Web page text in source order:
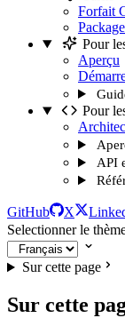
Forfait
Pour
Aperçu
Pour
API
GitHub X
Selectionner le
Sur cette page
Sur cette